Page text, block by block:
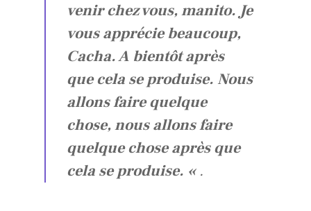
venir chez vous, manito. Je
vous apprécie beaucoup,
Cacha. A bientôt après
que cela se produise. Nous
allons faire quelque
chose, nous allons faire
quelque chose après que
cela se produise. « .